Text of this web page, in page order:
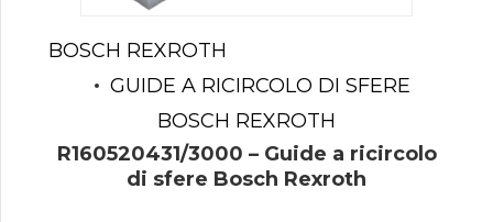
BOSCH REXROTH
GUIDE A RICIRCOLO DI SFERE
BOSCH REXROTH
R160520431/3000 – Guide a ricircolo
di sfere Bosch Rexroth